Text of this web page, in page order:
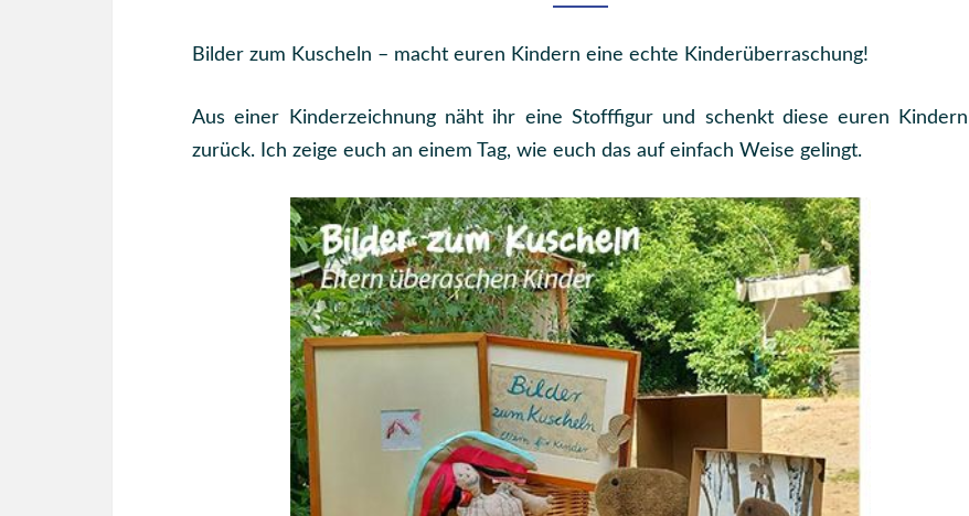
K
E
INFACH L
1. F
ERIENWOCHE)
Bilder zum Kuscheln – macht euren Kindern eine echte Kinderüberraschung!
Aus einer Kinderzeichnung näht ihr eine Stofffigur und schenkt diese euren Kindern
zurück. Ich zeige euch an einem Tag, wie euch das auf einfach Weise gelingt.